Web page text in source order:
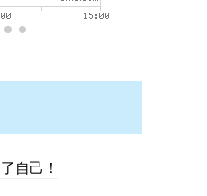
自己！